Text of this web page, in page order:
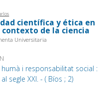
científica y ética en
contexto de la ciencia
Universitaria
humà i responsabilitat social :
segle XXI. - ( Bíos ; 2)